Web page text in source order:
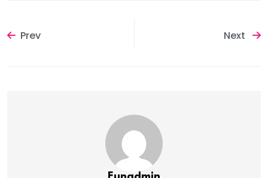
Prev Next